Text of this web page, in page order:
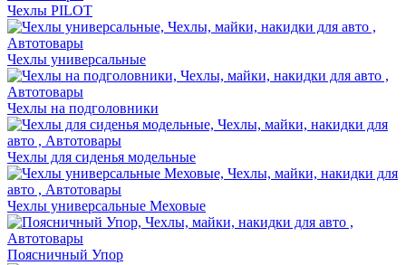
Чехлы PILOT
Чехлы универсальные
Чехлы на подголовники
Чехлы для сиденья модельные
Чехлы универсальные Меховые
Поясничный Упор